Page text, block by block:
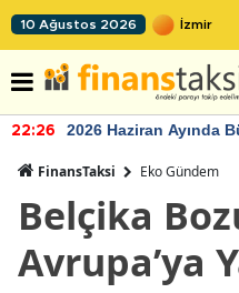
10 Ağustos 2026
22:26 2026 Haziran Ayında
FinansTaksi Eko Gündem
Belçika
Avrupa’ya